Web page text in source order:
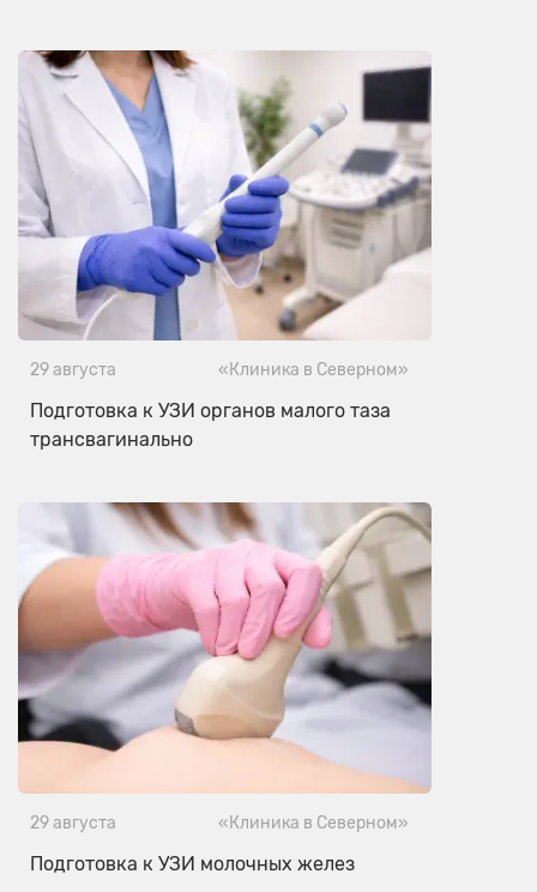
29 августа «Клиника в Северном»
Подготовка к УЗИ органов малого таза
трансвагинально
29 августа «Клиника в Северном»
Подготовка к УЗИ молочных желез